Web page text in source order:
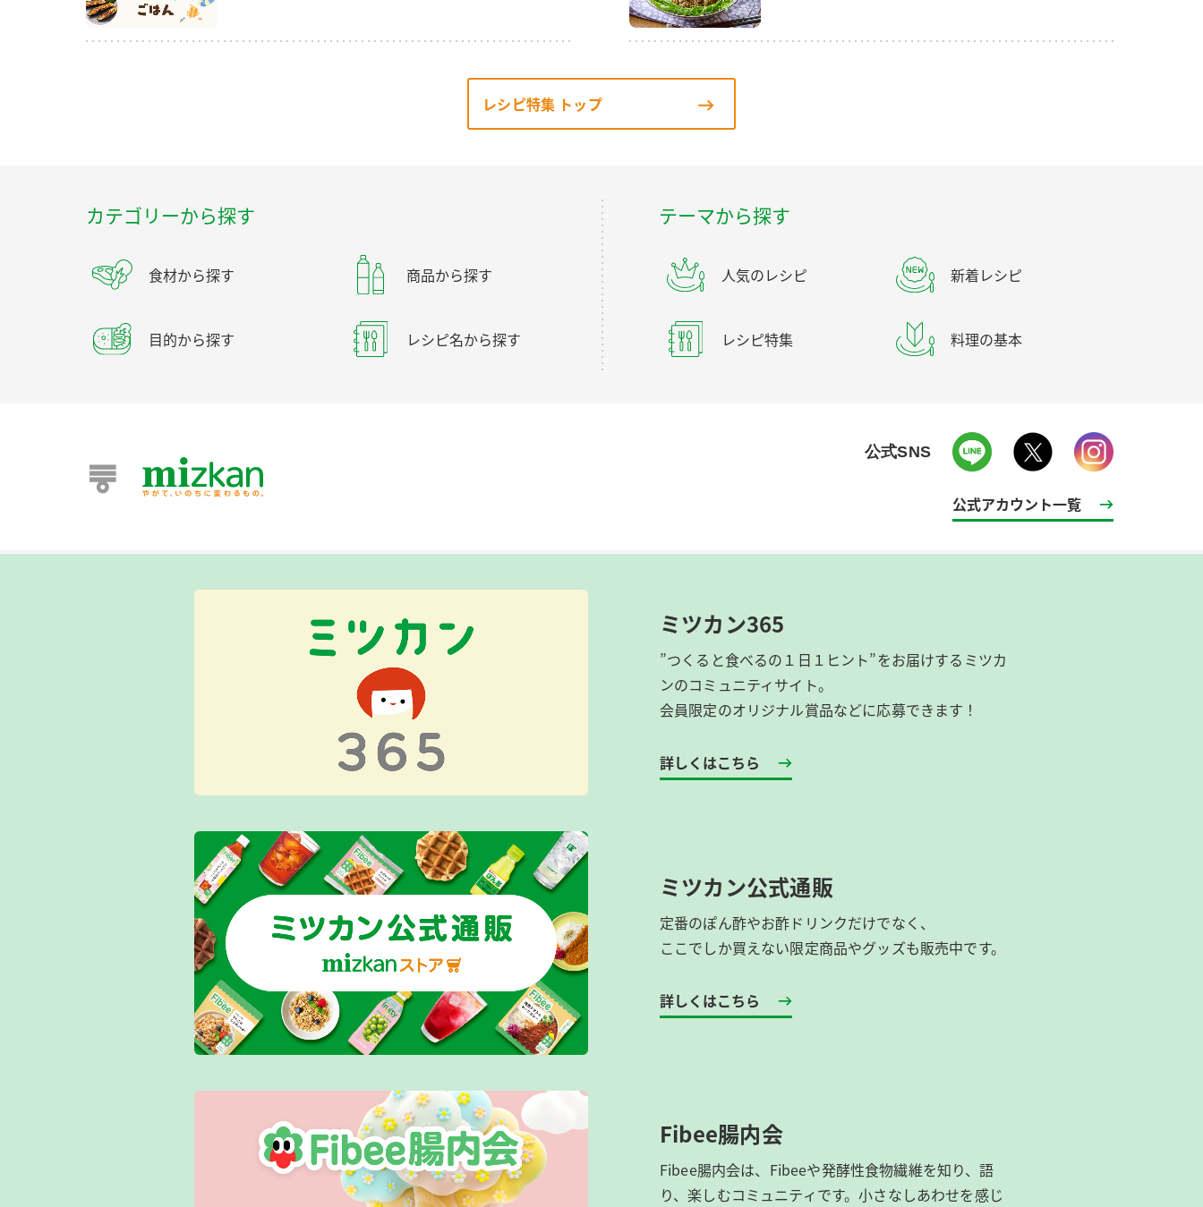
レシピ特集 トップ
カテゴリーから探す
食材から探す 商品から探す
目的から探す レシピ名から探す
テーマから探す
人気のレシピ 新着レシピ
レシピ特集 料理の基本
公式SNS
公式アカウント一覧
ミツカン365
”つくると食べるの１日１ヒント”をお届けするミツカ
ンのコミュニティサイト。
会員限定のオリジナル賞品などに応募できます！
詳しくはこちら
ミツカン公式通販
定番のぽん酢やお酢ドリンクだけでなく、
ここでしか買えない限定商品やグッズも販売中です。
詳しくはこちら
Fibee腸内会
Fibee腸内会は、​Fibeeや発酵性食物繊維を知り、語
り、楽しむコミュニティです。​小さなしあわせを感じ